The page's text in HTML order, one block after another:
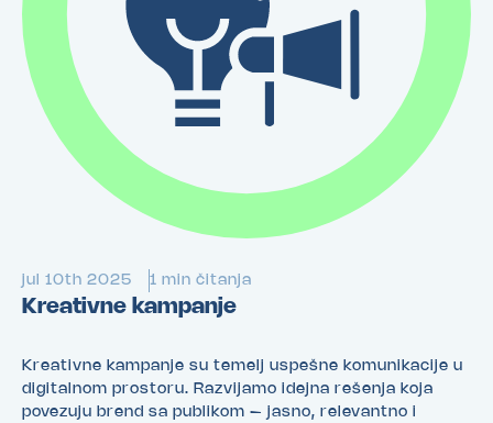
Kreativne kampanje
jul 10th 2025 1 min čitanja
Kreativne kampanje su temelj uspešne komunikacije u
digitalnom prostoru. Razvijamo idejna rešenja koja
povezuju brend sa publikom – jasno, relevantno i